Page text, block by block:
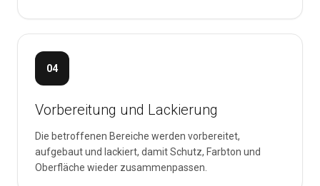
04
Vorbereitung und Lackierung
Die betroffenen Bereiche werden vorbereitet,
aufgebaut und lackiert, damit Schutz, Farbton und
Oberfläche wieder zusammenpassen.